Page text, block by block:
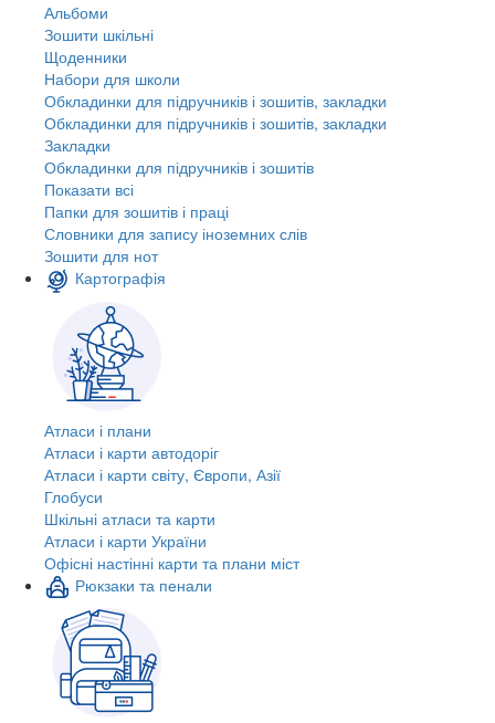
Альбоми
Зошити шкільні
Щоденники
Набори для школи
Обкладинки для підручників і зошитів, закладки
Обкладинки для підручників і зошитів, закладки
Закладки
Обкладинки для підручників і зошитів
Показати всі
Папки для зошитів і праці
Словники для запису іноземних слів
Зошити для нот
Картографія
Атласи і плани
Атласи і карти автодоріг
Атласи і карти світу, Європи, Азії
Глобуси
Шкільні атласи та карти
Атласи і карти України
Офісні настінні карти та плани міст
Рюкзаки та пенали